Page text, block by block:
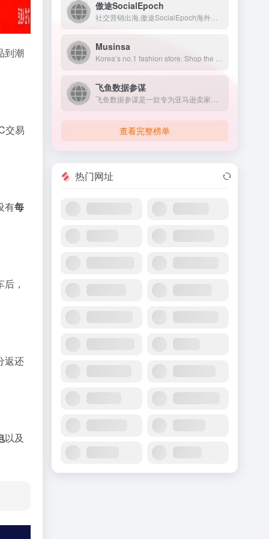
到潮
交易
有每
，
返还
以及
傲途SocialEpoch
Musinsa
飞鱼数据参谋
查看完整榜单
热门网址